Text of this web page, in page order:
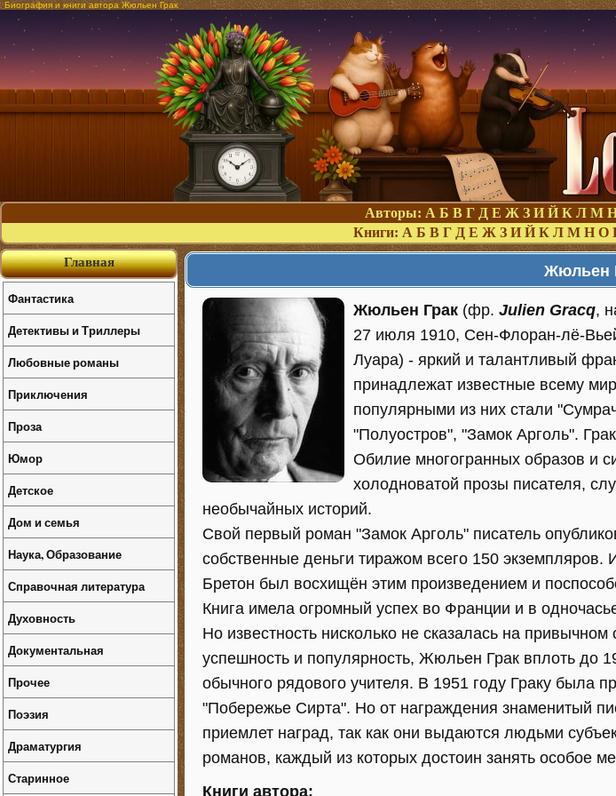
Биография и книги автора Жюльен Грак
Авторы: А Б В Г Д Е Ж З И Й К Л М
Книги: А Б В Г Д Е Ж З И Й К Л М Н О
Жюльен
Жюльен Грак (фр. Julien Gracq,
27 июля 1910, Сен-Флоран-лё-
Луара) - яркий и талантливый
принадлежат известные всему
популярными из них стали
"Полуостров", "Замок Арголь".
Обилие многогранных образов и
холодноватой прозы писателя,
необычайных историй.
Свой первый роман "Замок Арголь" писатель
собственные деньги тиражом всего 150
Бретон был восхищён этим произведением и
Книга имела огромный успех во Франции и в
Но известность нисколько не сказалась на
успешность и популярность, Жюльен Грак вплоть до
обычного рядового учителя. В 1951 году Граку была
"Побережье Сирта". Но от награждения знаменитый
приемлет наград, так как они выдаются людьми
романов, каждый из которых достоин занять особое
Книги автора:
Главная
Фантастика
Детективы и Триллеры
Любовные романы
Приключения
Проза
Юмор
Детское
Дом и семья
Наука, Образование
Справочная литература
Духовность
Документальная
Прочее
Поэзия
Драматургия
Старинное